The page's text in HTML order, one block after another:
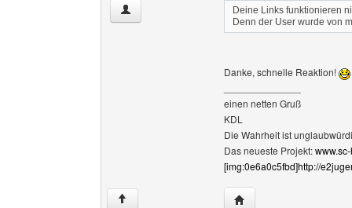
e2jugend Benutzer-Profile anzeigen
Deine Links funktionieren
Denn der User wurde von
Danke, schnelle Reaktion!
einen netten Gruß
KDL
Die Wahrheit ist
Das neueste Projekt:
[img:0e6a0c5fbd]http://
↑ Website dieses